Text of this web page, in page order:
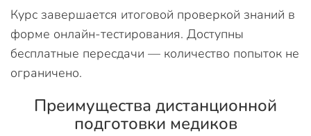
Курс завершается итоговой проверкой знаний в
форме онлайн-тестирования. Доступны
бесплатные пересдачи — количество попыток не
ограничено.
Преимущества дистанционной
подготовки медиков